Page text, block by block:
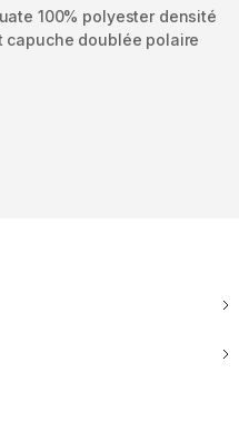
100% polyester densité
capuche doublée polaire